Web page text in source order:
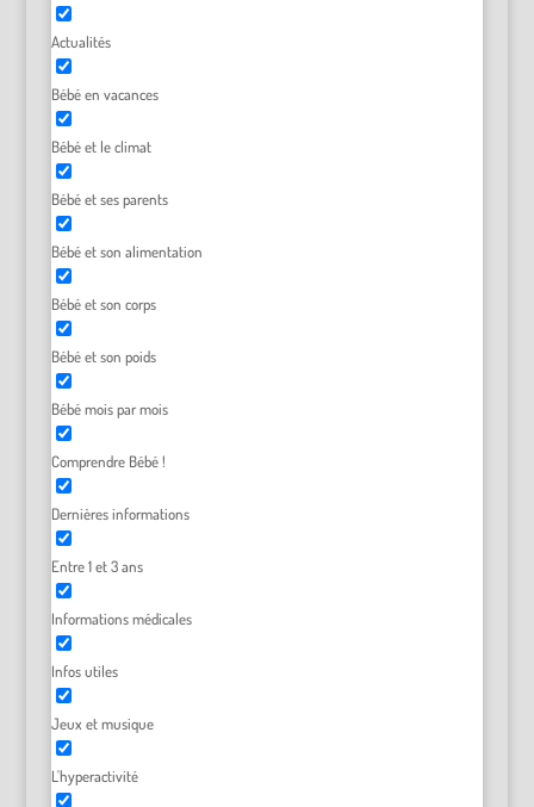
Actualités
Bébé en vacances
Bébé et le climat
Bébé et ses parents
Bébé et son alimentation
Bébé et son corps
Bébé et son poids
Bébé mois par mois
Comprendre Bébé !
Dernières informations
Entre 1 et 3 ans
Informations médicales
Infos utiles
Jeux et musique
L'hyperactivité